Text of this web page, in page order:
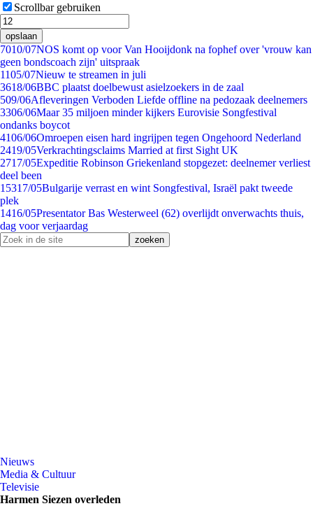
Scrollbar gebruiken
opslaan
7010/07NOS komt op voor Van Hooijdonk na fophef over 'vrouw kan
geen bondscoach zijn' uitspraak
1105/07Nieuw te streamen in juli
3618/06BBC plaatst doelbewust asielzoekers in de zaal
509/06Afleveringen Verboden Liefde offline na pedozaak deelnemers
3306/06Maar 35 miljoen minder kijkers Eurovisie Songfestival
ondanks boycot
4106/06Omroepen eisen hard ingrijpen tegen Ongehoord Nederland
2419/05Verkrachtingsclaims Married at first Sight UK
2717/05Expeditie Robinson Griekenland stopgezet: deelnemer verliest
deel been
15317/05Bulgarije verrast en wint Songfestival, Israël pakt tweede
plek
1416/05Presentator Bas Westerweel (62) overlijdt onverwachts thuis,
dag voor verjaardag
Nieuws
Media & Cultuur
Televisie
Harmen Siezen overleden